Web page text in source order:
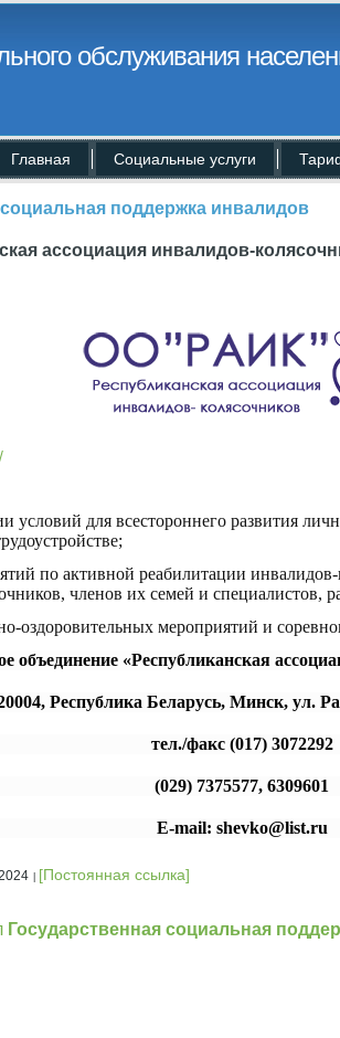
обслуживания
Главная Социальные услуги
социальная поддержка инвалидов
ассоциация инвалидов-
условий для всестороннего развития
по активной реабилитации инвалидов-
членов их семей и специалистов,
оздоровительных мероприятий и
объединение «Республиканская
Республика Беларусь, Минск, ул.
тел./факс (017) 3072292
(029) 7375577, 6309601
E-mail: shevko@list.ru
[Постоянная ссылка]
Государственная социальная